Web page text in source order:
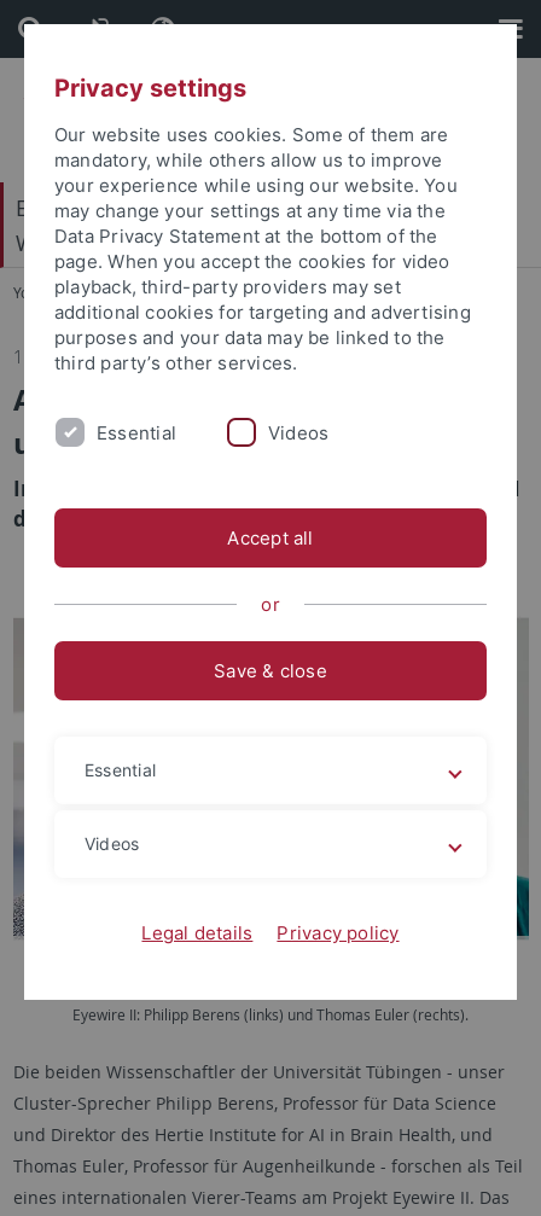
Skip
to
content
Skip
to
footer
Exzellenzcluster – Maschinelles Lernen für die
Wissenschaft
You are here: Startseite ... Home
11.05.2026
Auszeichnung für Philipp Berens
und Thomas Euler
Internationales Team erhält für Projekt Eyewire II
den RPB Transformational Team Science Award
Eyewire II: Philipp Berens (links) und Thomas Euler (rechts).
Die beiden Wissenschaftler der Universität Tübingen - unser
Cluster-Sprecher Philipp Berens, Professor für Data Science
und Direktor des Hertie Institute for AI in Brain Health, und
Thomas Euler, Professor für Augenheilkunde - forschen als Teil
eines internationalen Vierer-Teams am Projekt Eyewire II. Das
Privacy settings
Our website uses cookies. Some of them are
mandatory, while others allow us to improve
your experience while using our website. You
may change your settings at any time via the
Data Privacy Statement at the bottom of the
page. When you accept the cookies for video
playback, third-party providers may set
additional cookies for targeting and advertising
purposes and your data may be linked to the
third party’s other services.
Essential Videos
Accept all
or
Save & close
Essential
Videos
Legal details Privacy policy